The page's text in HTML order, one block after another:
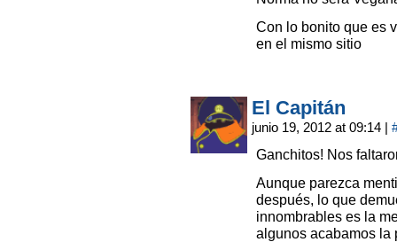
Con lo bonito que es
en el mismo sitio
El Capitán
junio 19, 2012 at 09:14 |
Ganchitos! Nos
Aunque parezca
después, lo que
innombrables es la
algunos acabamos la